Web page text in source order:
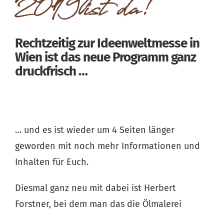
2019 ist da!
Rechtzeitig zur Ideenweltmesse in
Wien ist das neue Programm ganz
druckfrisch …
… und es ist wieder um 4 Seiten länger
geworden mit noch mehr Informationen und
Inhalten für Euch.
Diesmal ganz neu mit dabei ist Herbert
Forstner, bei dem man das die Ölmalerei